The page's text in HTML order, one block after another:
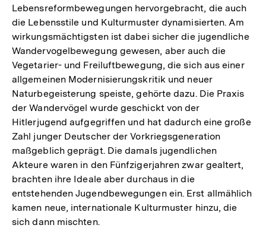
Lebensreformbewegungen hervorgebracht, die auch
die Lebensstile und Kulturmuster dynamisierten. Am
wirkungsmächtigsten ist dabei sicher die jugendliche
Wandervogelbewegung gewesen, aber auch die
Vegetarier- und Freiluftbewegung, die sich aus einer
allgemeinen Modernisierungskritik und neuer
Naturbegeisterung speiste, gehörte dazu. Die Praxis
der Wandervögel wurde geschickt von der
Hitlerjugend aufgegriffen und hat dadurch eine große
Zahl junger Deutscher der Vorkriegsgeneration
maßgeblich geprägt. Die damals jugendlichen
Akteure waren in den Fünfzigerjahren zwar gealtert,
brachten ihre Ideale aber durchaus in die
entstehenden Jugendbewegungen ein. Erst allmählich
kamen neue, internationale Kulturmuster hinzu, die
sich dann mischten.